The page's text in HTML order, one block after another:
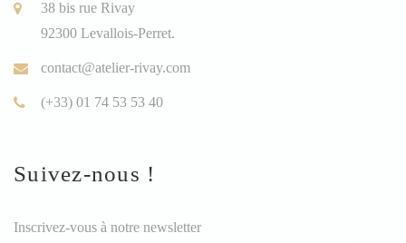
38 bis rue Rivay
92300 Levallois-Perret.
contact@atelier-rivay.com
(+33) 01 74 53 53 40
Suivez-nous !
Inscrivez-vous à notre newsletter